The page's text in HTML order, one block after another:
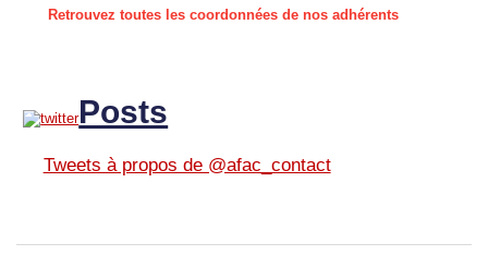
Retrouvez toutes les coordonnées de nos adhérents
Posts
Tweets à propos de @afac_contact